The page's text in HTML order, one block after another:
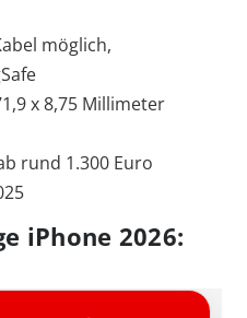
möglich,
x 8,75 Millimeter
rund 1.300 Euro
iPhone 2026: